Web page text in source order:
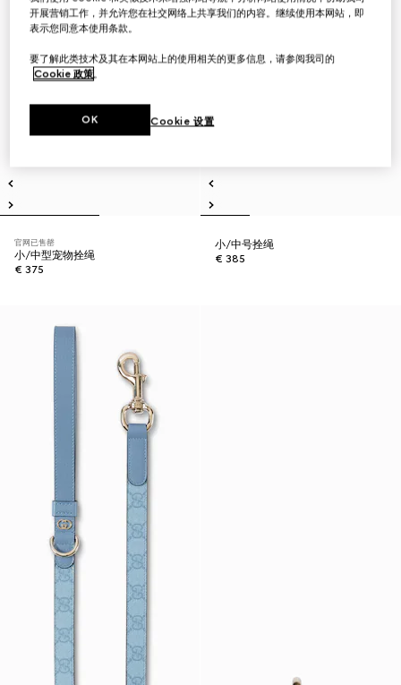
官网已售罄
小/中型宠物拴绳
€ 375
小/中号拴绳
€ 385
开展营销工作，并允许您在社交网络上共享我们的内容。继续使用本网站，即
表示您同意本使用条款。
要了解此类技术及其在本网站上的使用相关的更多信息，请参阅我司的
Cookie 政策。
Cookie 设置
OK